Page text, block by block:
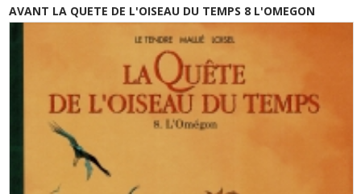
AVANT LA QUETE DE L'OISEAU DU TEMPS 8 L'OMEGON